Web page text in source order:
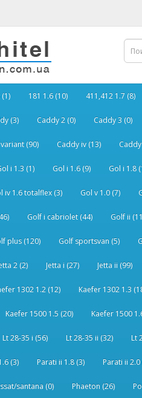
181 1.6 (10) 411,412 1.7 (8)
(3) Caddy 2 (0) Caddy 3 (0)
(90) Caddy iv (13)
i 1.3 (1) Gol i 1.6 (9) Gol i 1.8
iv 1.6 totalflex (3) Gol v 1.0 (7)
Golf i cabriolet (44) Golf ii
plus (120) Golf sportsvan (5)
2 (2) Jetta i (27) Jetta ii (99)
1302 1.2 (12) Kaefer 1302 1.3
Kaefer 1500 1.5 (20) Kaefer 1500
Lt 28-35 i (56) Lt 28-35 ii (32) Lt
(3) Parati ii 1.8 (3) Parati ii 2.0
santana (0) Phaeton (26)